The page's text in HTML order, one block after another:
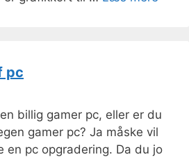
pc
billig gamer pc, eller er du
gamer pc? Ja måske vil
en pc opgradering. Da du jo